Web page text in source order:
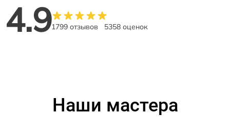
4.91799 отзывов 5358 оценок
Наши мастера